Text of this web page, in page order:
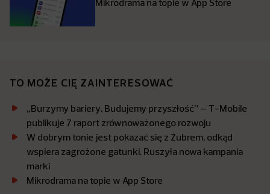
Mikrodrama na topie w App Store
TO MOŻE CIĘ ZAINTERESOWAĆ
„Burzymy bariery. Budujemy przyszłość” – T-Mobile
publikuje 7 raport zrównoważonego rozwoju
W dobrym tonie jest pokazać się z Żubrem, odkąd
wspiera zagrożone gatunki. Ruszyła nowa kampania
marki
Mikrodrama na topie w App Store